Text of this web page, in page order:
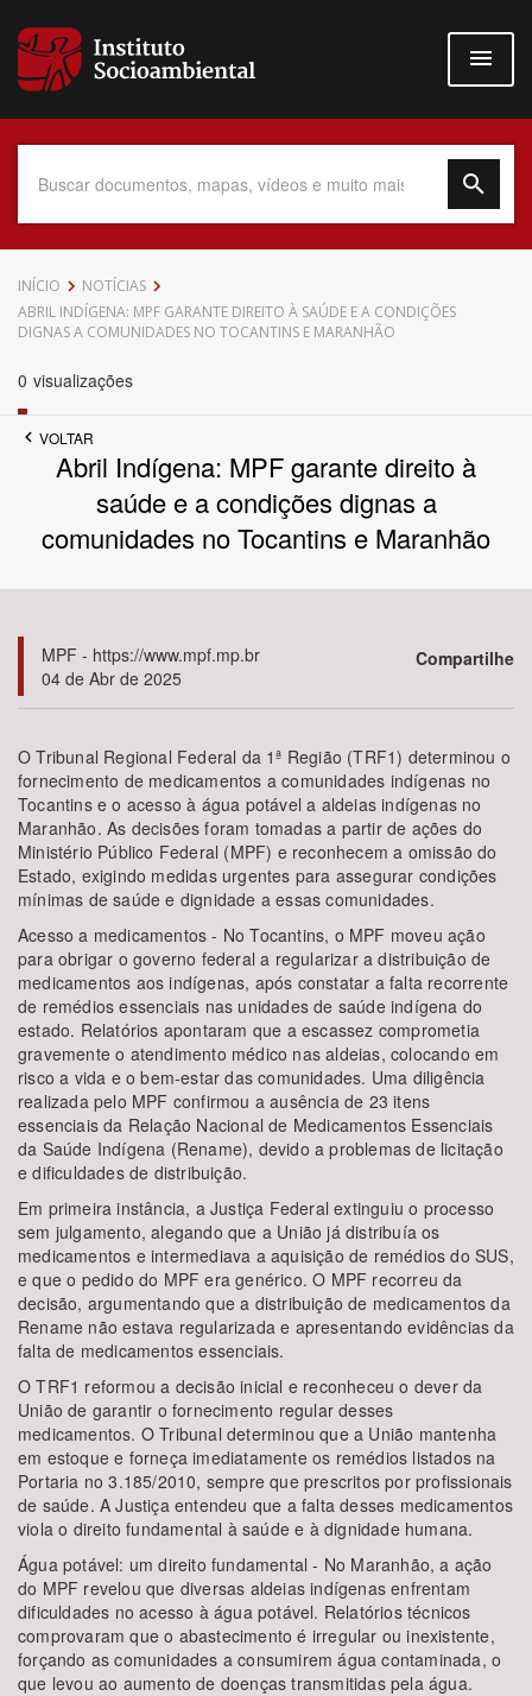
para
conteúdo
Data do Documento
Bioma / Bacia
Tema
Subtema
Área de Levantamento
Área Protegida
INÍCIO
NOTÍCIAS
ABRIL INDÍGENA: MPF GARANTE DIREITO À SAÚDE E A CONDIÇÕES
DIGNAS A COMUNIDADES NO TOCANTINS E MARANHÃO
0 visualizações
VOLTAR
Abril Indígena: MPF garante direito à
saúde e a condições dignas a
comunidades no Tocantins e Maranhão
MPF - https://www.mpf.mp.br
04 de Abr de 2025
Compartilhe
O Tribunal Regional Federal da 1ª Região (TRF1) determinou o
fornecimento de medicamentos a comunidades indígenas no
Tocantins e o acesso à água potável a aldeias indígenas no
Maranhão. As decisões foram tomadas a partir de ações do
Ministério Público Federal (MPF) e reconhecem a omissão do
Estado, exigindo medidas urgentes para assegurar condições
mínimas de saúde e dignidade a essas comunidades.
Acesso a medicamentos - No Tocantins, o MPF moveu ação
para obrigar o governo federal a regularizar a distribuição de
medicamentos aos indígenas, após constatar a falta recorrente
de remédios essenciais nas unidades de saúde indígena do
estado. Relatórios apontaram que a escassez comprometia
gravemente o atendimento médico nas aldeias, colocando em
risco a vida e o bem-estar das comunidades. Uma diligência
realizada pelo MPF confirmou a ausência de 23 itens
essenciais da Relação Nacional de Medicamentos Essenciais
da Saúde Indígena (Rename), devido a problemas de licitação
e dificuldades de distribuição.
Em primeira instância, a Justiça Federal extinguiu o processo
sem julgamento, alegando que a União já distribuía os
medicamentos e intermediava a aquisição de remédios do SUS,
e que o pedido do MPF era genérico. O MPF recorreu da
decisão, argumentando que a distribuição de medicamentos da
Rename não estava regularizada e apresentando evidências da
falta de medicamentos essenciais.
O TRF1 reformou a decisão inicial e reconheceu o dever da
União de garantir o fornecimento regular desses
medicamentos. O Tribunal determinou que a União mantenha
em estoque e forneça imediatamente os remédios listados na
Portaria no 3.185/2010, sempre que prescritos por profissionais
de saúde. A Justiça entendeu que a falta desses medicamentos
viola o direito fundamental à saúde e à dignidade humana.
Água potável: um direito fundamental - No Maranhão, a ação
do MPF revelou que diversas aldeias indígenas enfrentam
dificuldades no acesso à água potável. Relatórios técnicos
comprovaram que o abastecimento é irregular ou inexistente,
forçando as comunidades a consumirem água contaminada, o
que levou ao aumento de doenças transmitidas pela água.